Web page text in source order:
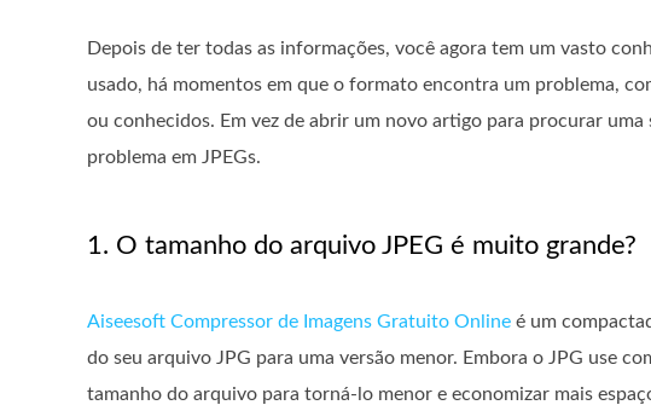
Depois de ter todas as informações, você agora tem um vasto
usado, há momentos em que o formato encontra um problema,
ou conhecidos. Em vez de abrir um novo artigo para procurar
problema em JPEGs.
1. O tamanho do arquivo JPEG é muito grande?
Aiseesoft Compressor de Imagens Gratuito Online é um
do seu arquivo JPG para uma versão menor. Embora o JPG use
tamanho do arquivo para torná-lo menor e economizar mais